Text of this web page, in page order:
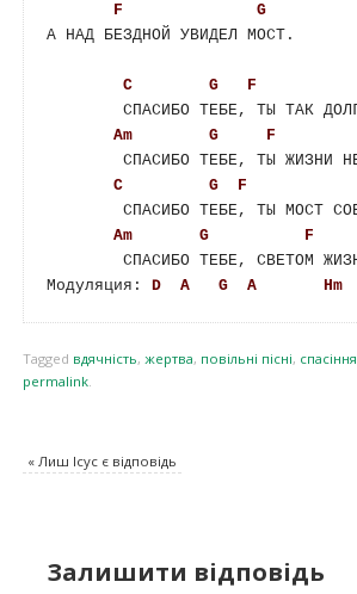
F
G
А НАД БЕЗДНОЙ УВИДЕЛ МОСТ.
C G F
Am
G
F
C
G F
Am
G
F
Модуляция: D A G A Hm
Tagged вдячність, жертва, повільні пісні, спасіння
permalink.
«Лиш Ісус є відповідь
Залишити відповідь